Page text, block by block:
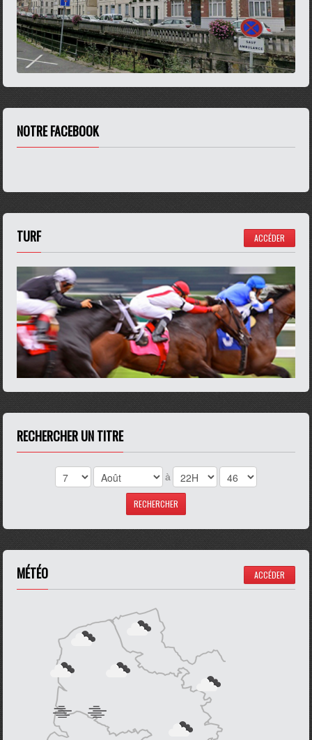
NOTRE FACEBOOK
TURF ACCÉDER
RECHERCHER UN TITRE
à
MÉTÉO ACCÉDER